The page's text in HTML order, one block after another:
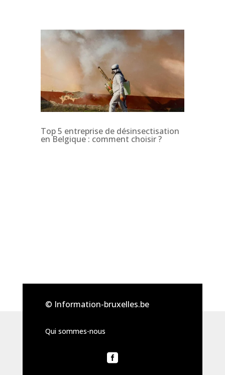
Top 5 entreprise de désinsectisation
en Belgique : comment choisir ?
© Information-bruxelles.be
Qui sommes-nous
